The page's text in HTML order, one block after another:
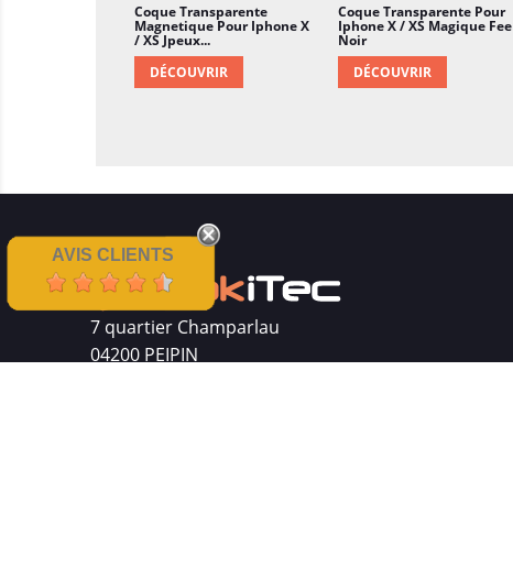
Coque Transparente
Magnetique Pour Iphone X
/ XS Jpeux...
DÉCOUVRIR
Coque Transparente Pour
Iphone X / XS Magique Fee
Noir
DÉCOUVRIR
7 quartier Champarlau
04200 PEIPIN
AVIS CLIENTS